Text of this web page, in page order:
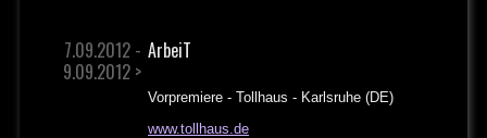
7.09.2012 -
9.09.2012 >
ArbeiT
Vorpremiere - Tollhaus - Karlsruhe (DE)
www.tollhaus.de